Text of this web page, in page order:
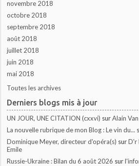
novembre 2018
octobre 2018
septembre 2018
août 2018
juillet 2018
juin 2018
mai 2018
Toutes les archives
Derniers blogs mis à jour
UN JOUR, UNE CITATION (cxxvi) surAlain
La nouvelle rubrique de mon Blog : Le vin du...
Dominique Meyer, directeur d'opéra(s) surD'r
Emile
Russie-Ukraine : Bilan du 6 août 2026 sur